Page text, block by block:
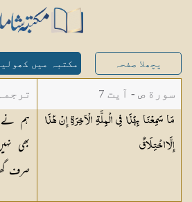
پچھلا صفحہ مکتبہ میں
سورة ص - آیت 7
مَا سَمِعْنَا بِهَٰذَا فِي الْمِلَّةِ الْآخِرَةِ إِنْ هَٰذَا
إِلَّااخْتِلَاقٌ
جونا
ہم نے
بھی
صرف